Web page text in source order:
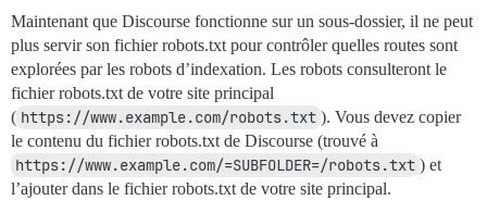
Maintenant que Discourse fonctionne sur un sous-dossier, il ne peut
plus servir son fichier robots.txt pour contrôler quelles routes sont
explorées par les robots d’indexation. Les robots consulteront le
fichier robots.txt de votre site principal
( https://www.example.com/robots.txt ). Vous devez copier
le contenu du fichier robots.txt de Discourse (trouvé à
https://www.example.com/=SUBFOLDER=/robots.txt ) et
l’ajouter dans le fichier robots.txt de votre site principal.